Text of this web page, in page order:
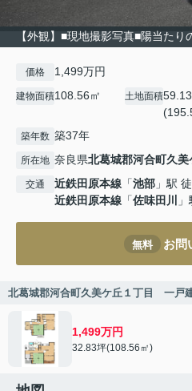
【外観】■現地撮影写真■陽当たり
価格 1,499万円
建物面積108.56㎡ 土地面積
築年数 築37年
所在地 奈良県北葛城郡河合町久美
交通 近鉄田原本線 「池部 」駅
近鉄田原本線 「佐味田川
無料 お問
北葛城郡河合町久美ケ丘１丁目 一戸
1,499万円
32.83坪(108.56㎡)